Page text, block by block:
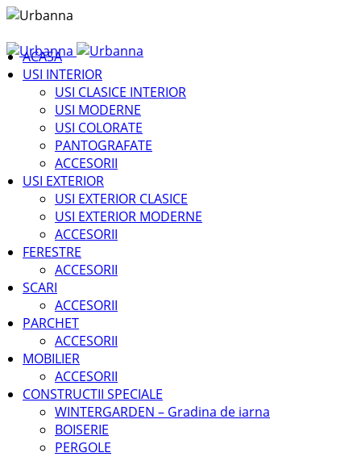
ACASA
USI INTERIOR
USI CLASICE INTERIOR
USI MODERNE
USI COLORATE
PANTOGRAFATE
ACCESORII
USI EXTERIOR
USI EXTERIOR CLASICE
USI EXTERIOR MODERNE
ACCESORII
FERESTRE
ACCESORII
SCARI
ACCESORII
PARCHET
ACCESORII
MOBILIER
ACCESORII
CONSTRUCTII SPECIALE
WINTERGARDEN – Gradina de iarna
BOISERIE
PERGOLE